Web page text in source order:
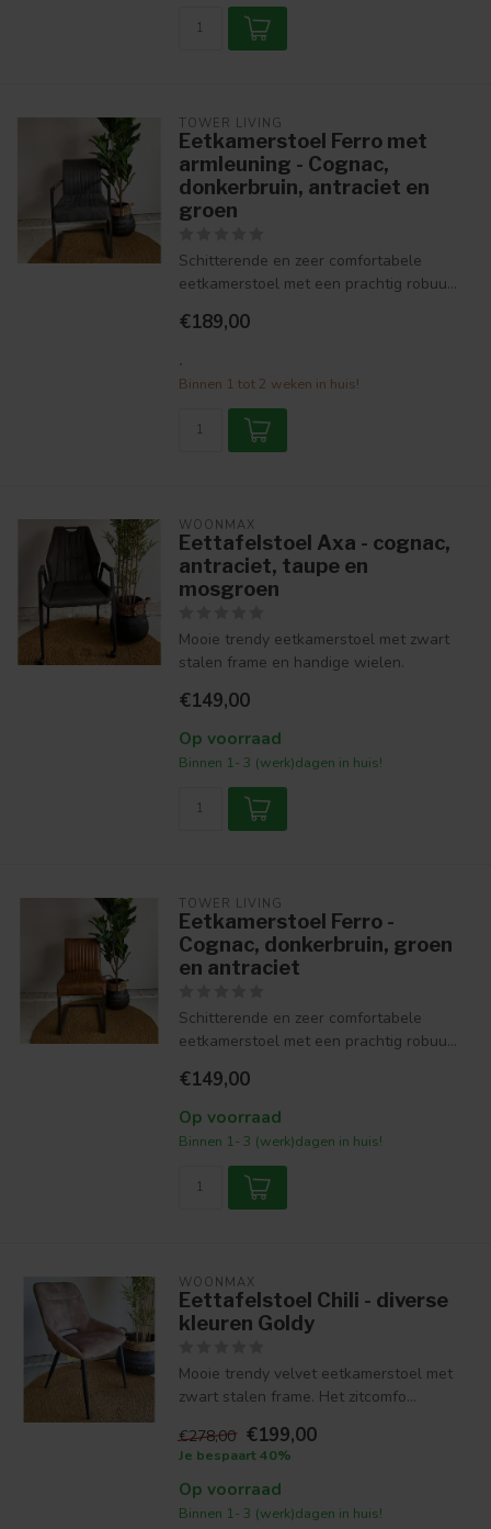
TOWER LIVING
Eetkamerstoel Ferro met
armleuning - Cognac,
donkerbruin, antraciet en
groen
Schitterende en zeer comfortabele
eetkamerstoel met een prachtig robuu...
€189,00
.
Binnen 1 tot 2 weken in huis!
WOONMAX
Eettafelstoel Axa - cognac,
antraciet, taupe en
mosgroen
Mooie trendy eetkamerstoel met zwart
stalen frame en handige wielen.
€149,00
Op voorraad
Binnen 1- 3 (werk)dagen in huis!
TOWER LIVING
Eetkamerstoel Ferro -
Cognac, donkerbruin, groen
en antraciet
Schitterende en zeer comfortabele
eetkamerstoel met een prachtig robuu...
€149,00
Op voorraad
Binnen 1- 3 (werk)dagen in huis!
WOONMAX
Eettafelstoel Chili - diverse
kleuren Goldy
Mooie trendy velvet eetkamerstoel met
zwart stalen frame. Het zitcomfo...
€278,00 €199,00
Je bespaart 40%
Op voorraad
Binnen 1- 3 (werk)dagen in huis!